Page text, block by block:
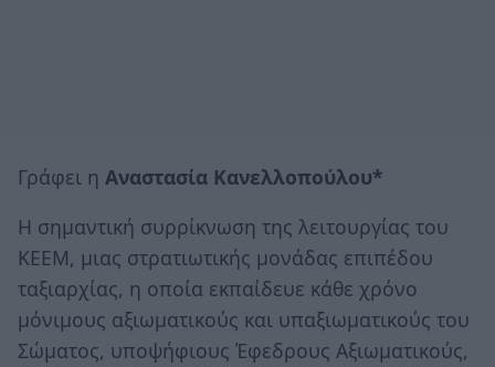
Γράφει η Αναστασία Κανελλοπούλου*
Η σημαντική συρρίκνωση της λειτουργίας του
ΚΕΕΜ, μιας στρατιωτικής μονάδας επιπέδου
ταξιαρχίας, η οποία εκπαίδευε κάθε χρόνο
μόνιμους αξιωματικούς και υπαξιωματικούς του
Σώματος, υποψήφιους Έφεδρους Αξιωματικούς,